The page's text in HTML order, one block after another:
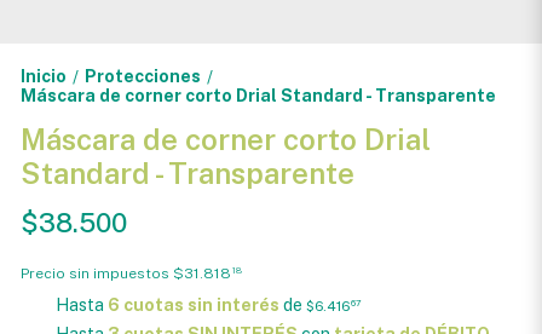
Inicio / Protecciones /
Máscara de corner corto Drial Standard - Transparente
Máscara de corner corto Drial
Standard - Transparente
$38.500
Precio sin impuestos $31.818 18
Hasta 6 cuotas sin interés de $6.41667